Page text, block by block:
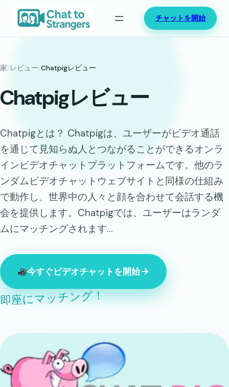
キ
プ
チャットを開始
家/レビュー/Chatpigレビュー
Chatpigレビュー
Chatpigとは？ Chatpigは、ユーザーがビデオ通話
を通じて見知らぬ人とつながることができるオンラ
インビデオチャットプラットフォームです。他のラ
ンダムビデオチャットウェブサイトと同様の仕組み
で動作し、世界中の人々と顔を合わせて会話する機
会を提供します。Chatpigでは、ユーザーはランダ
ムにマッチングされます…
今すぐビデオチャットを開始
即座にマッチング！